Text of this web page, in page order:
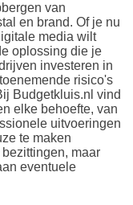
van
en brand. Of je nu
media wilt
oplossing die je
investeren in
risico's
Budgetkluis.nl vind
elke behoefte, van
uitvoeringen
te maken
maar
eventuele